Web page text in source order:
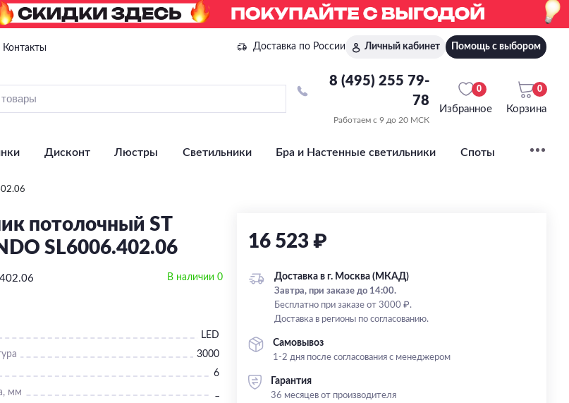
Контакты Доставка по России Личный кабинет Помощь с выбором
8 (495) 255 79-
78
Работаем с 9 до 20 МСК
Избранное
0
Корзина
0
Дисконт Люстры Светильники Бра и Настенные светильники Споты
потолочный ST
SL6006.402.06
В наличии 0
LED
3000
6
мм
16 523 ₽
Доставка в г. Москва (МКАД)
Завтра, при заказе до 14:00.
Бесплатно при заказе от 3000 ₽.
Доставка в регионы по согласованию.
Самовывоз
1-2 дня после согласования с менеджером
Гарантия
36 месяцев от производителя